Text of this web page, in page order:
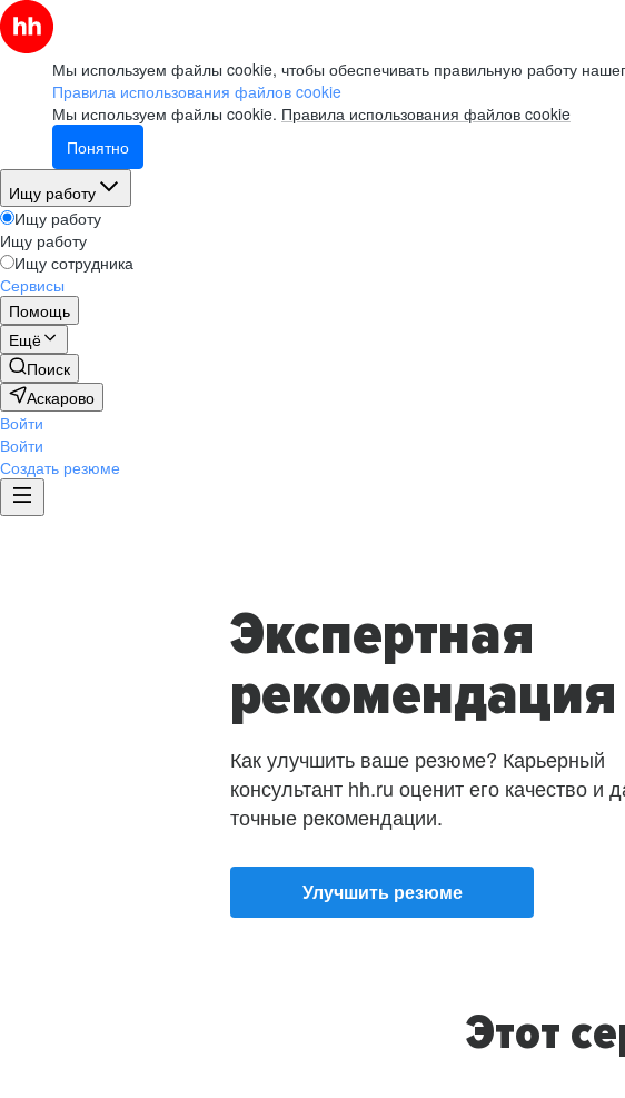
Мы используем файлы cookie, чтобы обеспечивать правильную работу
Правила использования файлов cookie
Мы используем файлы cookie. Правила использования файлов cookie
Понятно
Ищу работу
Ищу работу
Ищу работу
Ищу сотрудника
Сервисы
Помощь
Ещё
Поиск
Аскарово
Войти
Войти
Создать резюме
Экспертная
рекомендация
Как улучшить ваше резюме? Карьерный
консультант hh.ru оценит его качество и
точные рекомендации.
Улучшить резюме
Этот